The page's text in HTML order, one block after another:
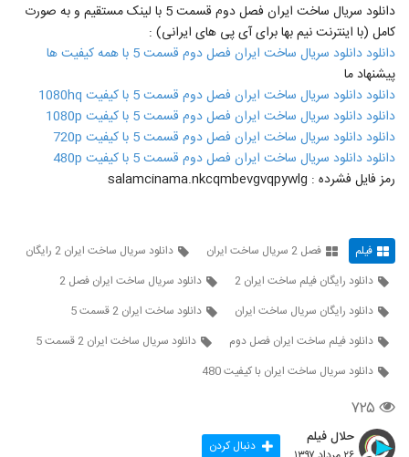
12
دانلود سریال ساخت ایران 2 قسمت 11 (کامل)
۱,۰۴۴ بازدید
13
دانلود سریال ساخت ایران 2 قسمت 12 (کامل)
۹۷۸ بازدید
دانلود سریال ساخت ایران 2 قسمت 13 (کامل)
دانلود سریال ساخت ایران 2 قسمت 14
16
دانلود سریال ساخت ایران 2 قسمت14
۷۰۶ بازدید
دانلود سریال ساخت ایران فصل دوم قسمت 5 با لینک مستقیم و به صورت
کامل (با اینترنت نیم بها برای آی پی های ایرانی) :
دانلود دانلود سریال ساخت ایران فصل دوم قسمت 5 با همه کیفیت ها
پیشنهاد ما
دانلود دانلود سریال ساخت ایران فصل دوم قسمت 5 با کیفیت 1080hq
دانلود دانلود سریال ساخت ایران فصل دوم قسمت 5 با کیفیت 1080p
دانلود دانلود سریال ساخت ایران فصل دوم قسمت 5 با کیفیت 720p
دانلود دانلود سریال ساخت ایران فصل دوم قسمت 5 با کیفیت 480p
رمز فایل فشرده : salamcinama.nkcqmbevgvqpywlg
فیلم فصل 2 سریال ساخت ایران
دانلود سریال ساخت ایران 2 رایگان
دانلود رایگان فیلم ساخت ایران 2
دانلود سریال ساخت ایران فصل 2
دانلود رایگان سریال ساخت ایران
دانلود ساخت ایران 2 قسمت 5
دانلود فیلم ساخت ایران فصل دوم
دانلود سریال ساخت ایران 2 قسمت 5
دانلود سریال ساخت ایران با کیفیت 480
۷۲۵
حلال فیلم دنبال کردن